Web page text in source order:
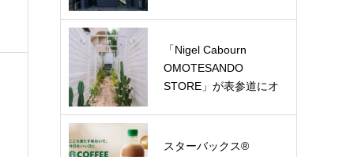
「Nigel Cabourn
OMOTESANDO
STORE」が表参道にオ
スターバックス®